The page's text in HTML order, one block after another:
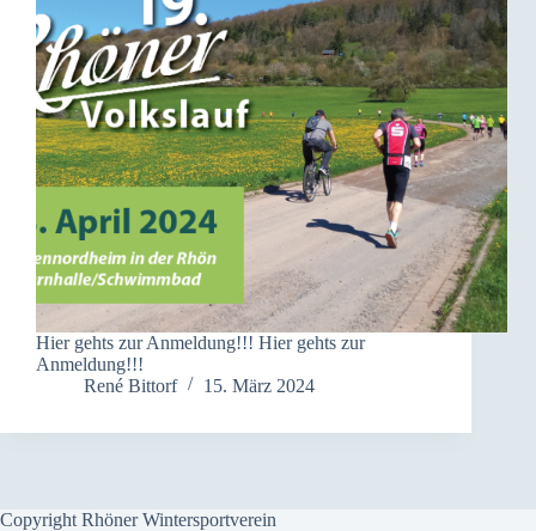
Hier gehts zur Anmeldung!!! Hier gehts zur
Anmeldung!!!
René Bittorf
15. März 2024
Copyright Rhöner Wintersportverein